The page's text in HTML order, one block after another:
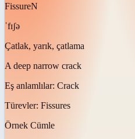
FissureN
ˈfɪʃə
Çatlak, yarık, çatlama
A deep narrow crack
Eş anlamlılar: Crack
Türevler: Fissures
Örnek Cümle